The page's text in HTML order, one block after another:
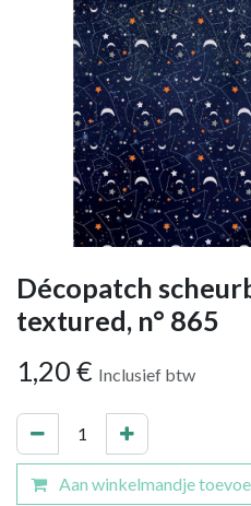
Décopatch
textured, n° 865
1,20 € Inclusief btw
Aan winkelmandje